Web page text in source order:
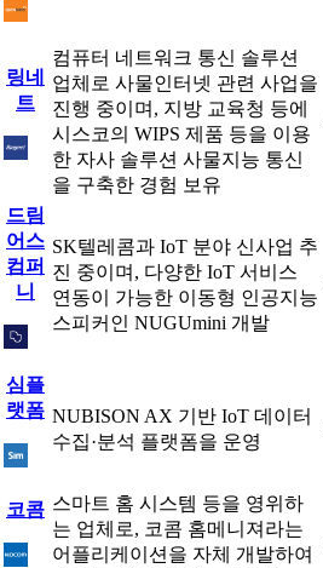
링네
트
컴퓨터 네트워크 통신 솔루션
업체로 사물인터넷 관련 사업을
진행 중이며, 지방 교육청 등에
시스코의 WIPS 제품 등을 이용
한 자사 솔루션 사물지능 통신
을 구축한 경험 보유
드림
어스
컴퍼
니
SK텔레콤과 IoT 분야 신사업 추
진 중이며, 다양한 IoT 서비스
연동이 가능한 이동형 인공지능
스피커인 NUGUmini 개발
심플
랫폼 NUBISON AX 기반 IoT 데이터
수집·분석 플랫폼을 운영
코콤 스마트 홈 시스템 등을 영위하
는 업체로, 코콤 홈메니져라는
어플리케이션을 자체 개발하여